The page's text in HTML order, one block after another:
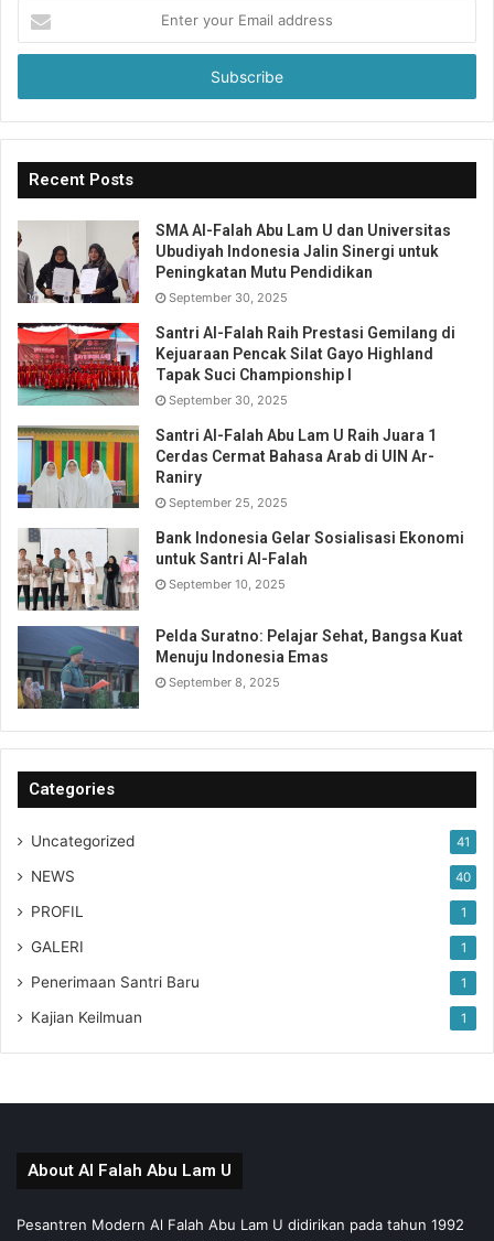
your
Email
Recent Posts
SMA Al-Falah Abu Lam U dan Universitas
Ubudiyah Indonesia Jalin Sinergi untuk
Peningkatan Mutu Pendidikan
September 30, 2025
Santri Al-Falah Raih Prestasi Gemilang di
Kejuaraan Pencak Silat Gayo Highland
Tapak Suci Championship I
September 30, 2025
Santri Al-Falah Abu Lam U Raih Juara 1
Cerdas Cermat Bahasa Arab di UIN Ar-
Raniry
September 25, 2025
Bank Indonesia Gelar Sosialisasi Ekonomi
untuk Santri Al-Falah
September 10, 2025
Pelda Suratno: Pelajar Sehat, Bangsa Kuat
Menuju Indonesia Emas
September 8, 2025
Categories
Uncategorized 41
NEWS 40
PROFIL 1
GALERI 1
Penerimaan Santri Baru 1
Kajian Keilmuan 1
About Al Falah Abu Lam U
Pesantren Modern Al Falah Abu Lam U didirikan pada tahun 1992